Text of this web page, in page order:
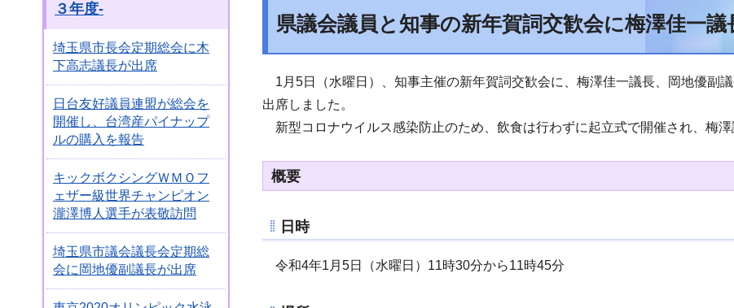
３年度-
埼玉県市長会定期総会に木
下高志議長が出席
日台友好議員連盟が総会を
開催し、台湾産パイナップ
ルの購入を報告
キックボクシングＷＭＯフ
ェザー級世界チャンピオン
瀧澤博人選手が表敬訪問
埼玉県市議会議長会定期総
会に岡地優副議長が出席
県議会議員と知事の新年賀詞交歓会に梅澤佳一
1月5日（水曜日）、知事主催の新年賀詞交歓会に、梅澤佳一議長、岡地優副
出席しました。
新型コロナウイルス感染防止のため、飲食は行わずに起立式で開催され、梅
概要
日時
令和4年1月5日（水曜日）11時30分から11時45分